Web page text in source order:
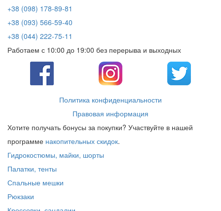
+38 (098) 178-89-81
+38 (093) 566-59-40
+38 (044) 222-75-11
Работаем с 10:00 до 19:00 без перерыва и выходных
Политика конфиденциальности
Правовая информация
Хотите получать бонусы за покупки? Участвуйте в нашей
программе накопительных скидок.
Гидрокостюмы, майки, шорты
Палатки, тенты
Спальные мешки
Рюкзаки